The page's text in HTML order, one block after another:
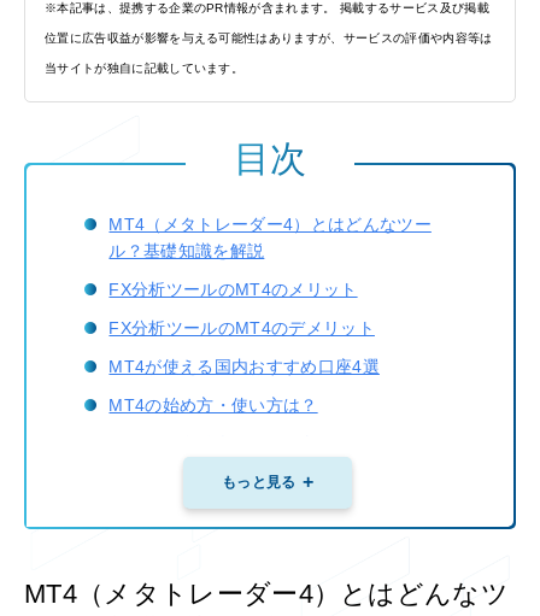
※本記事は、提携する企業のPR情報が含まれます。 掲載するサービス及び掲載
位置に広告収益が影響を与える可能性はありますが、サービスの評価や内容等は
当サイトが独自に記載しています。
目次
MT4（メタトレーダー4）とはどんなツー
ル？基礎知識を解説
FX分析ツールのMT4のメリット
FX分析ツールのMT4のデメリット
MT4が使える国内おすすめ口座4選
MT4の始め方・使い方は？
MT5とは？MT4との比較
MT4に関するQ&A
もっと見る
MT4（メタトレーダー4）とはどんなツ